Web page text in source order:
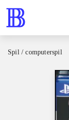
Spil / computerspil